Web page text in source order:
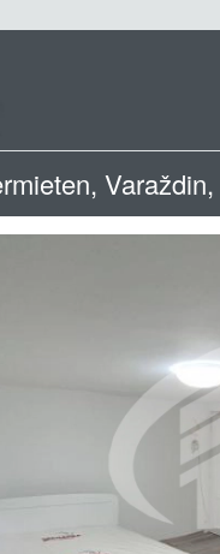
Varaždin,